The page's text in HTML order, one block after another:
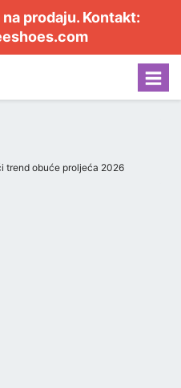
prodaju. Kontakt:
trend obuće proljeća 2026